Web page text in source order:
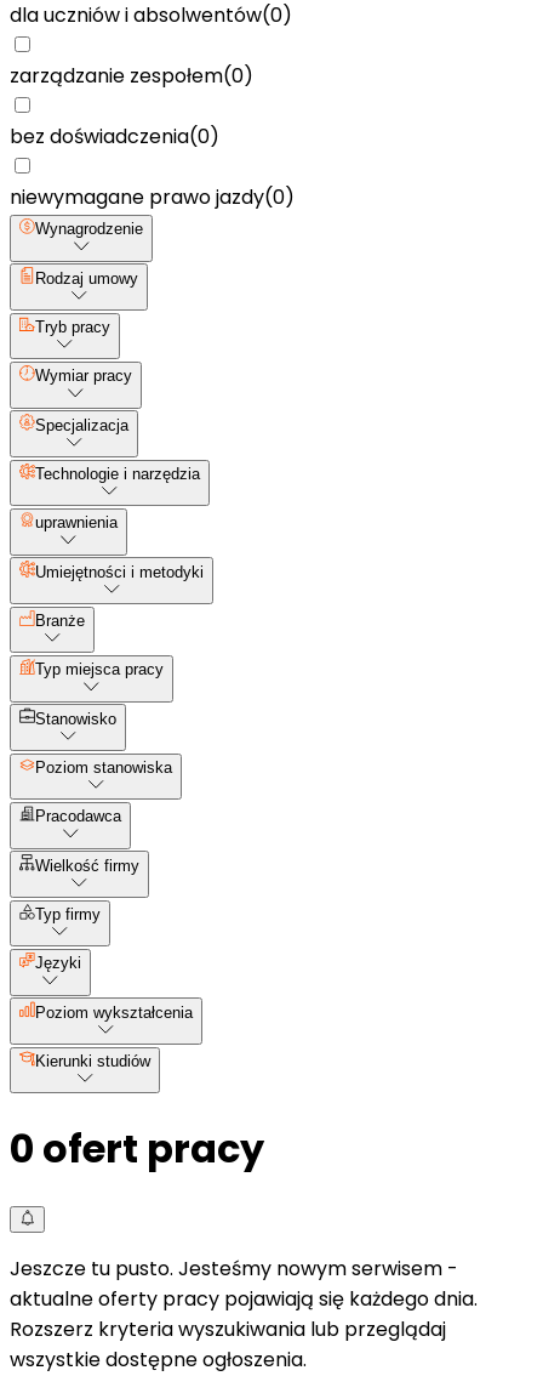
dla uczniów i absolwentów(0)
zarządzanie zespołem(0)
bez doświadczenia(0)
niewymagane prawo jazdy(0)
Wynagrodzenie
Rodzaj umowy
Tryb pracy
Wymiar pracy
Specjalizacja
Technologie i narzędzia
uprawnienia
Umiejętności i metodyki
Branże
Typ miejsca pracy
Stanowisko
Poziom stanowiska
Pracodawca
Wielkość firmy
Typ firmy
Języki
Poziom wykształcenia
Kierunki studiów
0 ofert pracy
Jeszcze tu pusto. Jesteśmy nowym serwisem -
aktualne oferty pracy pojawiają się każdego dnia.
Rozszerz kryteria wyszukiwania lub przeglądaj
wszystkie dostępne ogłoszenia.